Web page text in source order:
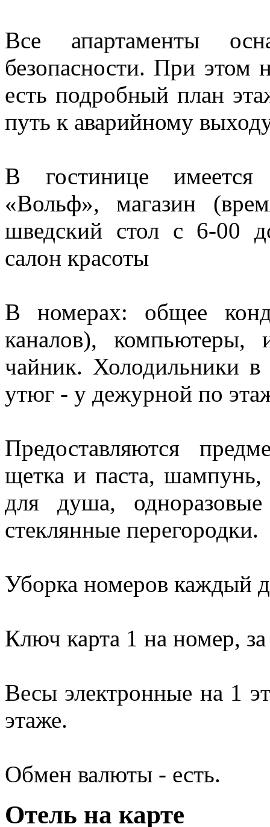
Все апартаменты
безопасности. При этом
есть подробный план
путь к аварийному
В гостинице имеется
«Вольф», магазин
шведский стол с 6-00
салон красоты
В номерах: общее
каналов), компьютеры,
чайник. Холодильники
утюг - у дежурной по
Предоставляются
щетка и паста,
для душа,
стеклянные перегородки.
Уборка номеров каждый
Ключ карта 1 на номер,
Весы электронные на 1
этаже.
Обмен валюты - есть.
Отель на карте